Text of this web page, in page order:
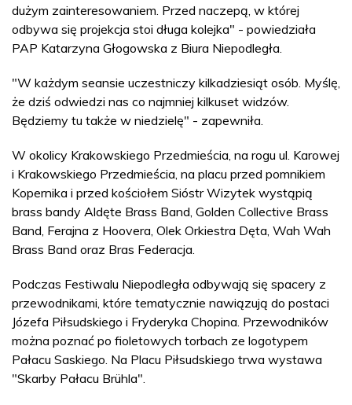
dużym zainteresowaniem. Przed naczepą, w której
odbywa się projekcja stoi długa kolejka" - powiedziała
PAP Katarzyna Głogowska z Biura Niepodległa.
"W każdym seansie uczestniczy kilkadziesiąt osób. Myślę,
że dziś odwiedzi nas co najmniej kilkuset widzów.
Będziemy tu także w niedzielę" - zapewniła.
W okolicy Krakowskiego Przedmieścia, na rogu ul. Karowej
i Krakowskiego Przedmieścia, na placu przed pomnikiem
Kopernika i przed kościołem Sióstr Wizytek wystąpią
brass bandy Aldęte Brass Band, Golden Collective Brass
Band, Ferajna z Hoovera, Olek Orkiestra Dęta, Wah Wah
Brass Band oraz Bras Federacja.
Podczas Festiwalu Niepodległa odbywają się spacery z
przewodnikami, które tematycznie nawiązują do postaci
Józefa Piłsudskiego i Fryderyka Chopina. Przewodników
można poznać po fioletowych torbach ze logotypem
Pałacu Saskiego. Na Placu Piłsudskiego trwa wystawa
"Skarby Pałacu Brühla".